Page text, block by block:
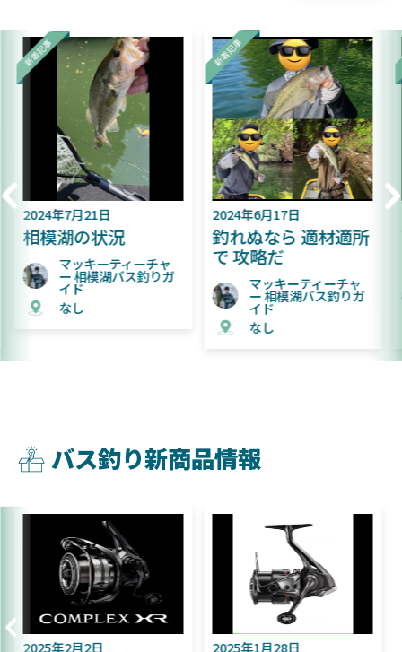
2024年6月17日
釣れぬなら 適材適所
で 攻略だ
マッキーティーチャ
ー 相模湖バス釣りガ
イド
2024年6月9日
難易度が上がってき
た相模湖
マッキーティーチャ
ー 相模湖バス釣りガ
イド
なし
バス釣り新商品情報
2025年9月16日
2025年2月2日